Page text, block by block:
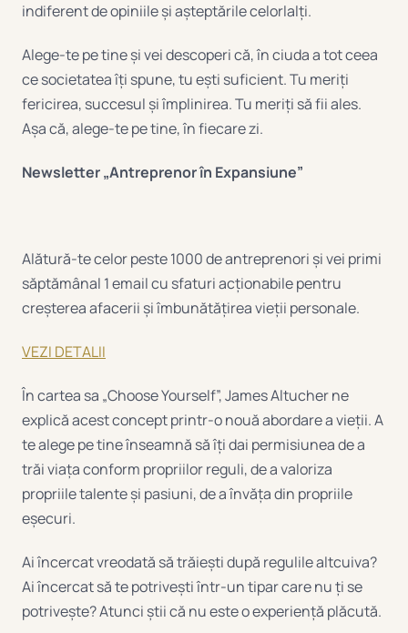
indiferent de opiniile și așteptările celorlalți.
Alege-te pe tine și vei descoperi că, în ciuda a tot ceea
ce societatea îți spune, tu ești suficient. Tu meriți
fericirea, succesul și împlinirea. Tu meriți să fii ales.
Așa că, alege-te pe tine, în fiecare zi.
Newsletter „Antreprenor în Expansiune”
Alătură-te celor peste 1000 de antreprenori și vei primi
săptămânal 1 email cu sfaturi acționabile pentru
creșterea afacerii și îmbunătățirea vieții personale.
VEZI DETALII
În cartea sa „Choose Yourself”, James Altucher ne
explică acest concept printr-o nouă abordare a vieții. A
te alege pe tine înseamnă să îți dai permisiunea de a
trăi viața conform propriilor reguli, de a valoriza
propriile talente și pasiuni, de a învăța din propriile
eșecuri.
Ai încercat vreodată să trăiești după regulile altcuiva?
Ai încercat să te potrivești într-un tipar care nu ți se
potrivește? Atunci știi că nu este o experiență plăcută.